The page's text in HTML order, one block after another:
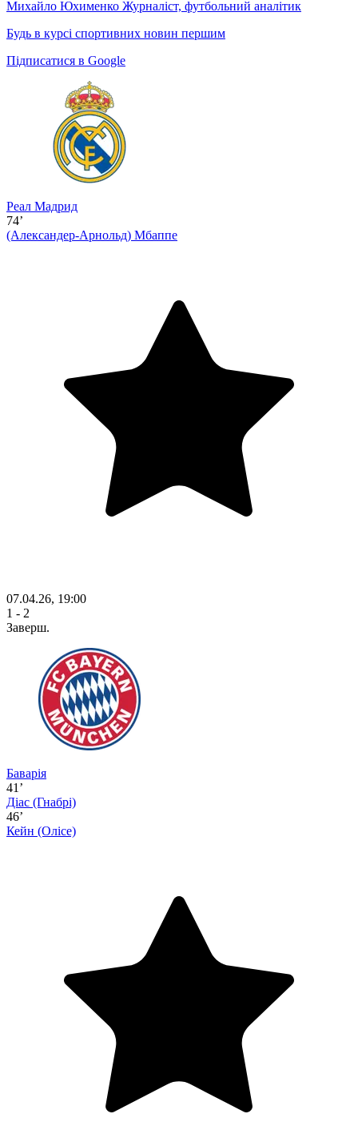
Михайло Юхименко Журналіст, футбольний аналітик
Будь в курсі спортивних новин першим
Підписатися в Google
Реал Мадрид
74’
(Александер-Арнольд) Мбаппе
07.04.26, 19:00
1 - 2
Заверш.
Баварія
41’
Діас (Гнабрі)
46’
Кейн (Олісе)